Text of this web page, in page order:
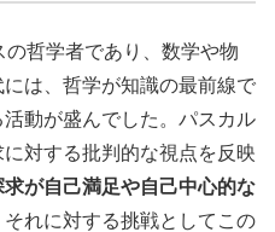
哲学者であり、数学や物
は、哲学が知識の最前線で
動が盛んでした。パスカル
対する批判的な視点を反映
求が自己満足や自己中心的な
それに対する挑戦としてこの